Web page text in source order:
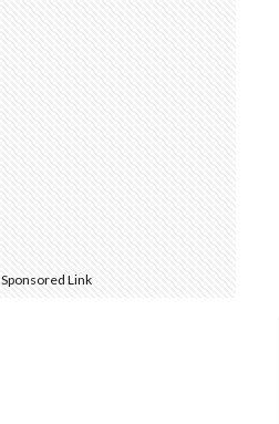
Sponsored Link